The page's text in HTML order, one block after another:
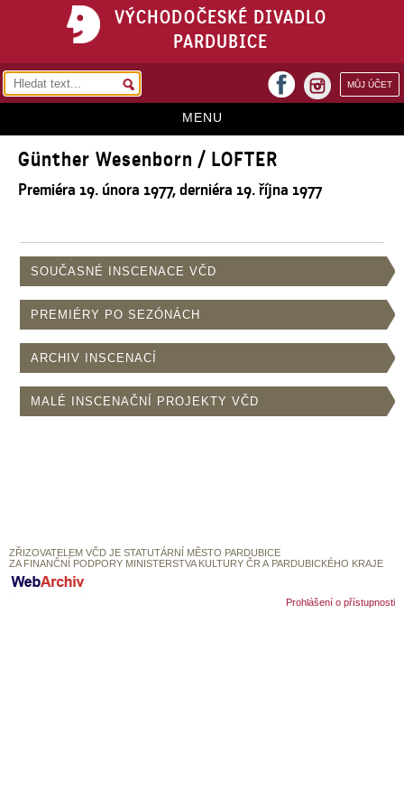
VÝCHODOČESKÉ DIVADLO
PARDUBICE
MŮJ ÚČET
facebook
MENU
HOME
PROGRAM
VSTUPENKY
PŘEDPLATNÉ
KONTAKTY
O DIVADLE
SOUBOR
Günther Wesenborn / LOFTER
Premiéra 19. února 1977, derniéra 19. října 1977
SOUČASNÉ INSCENACE VČD
PREMIÉRY PO SEZÓNÁCH
ARCHIV INSCENACÍ
MALÉ INSCENAČNÍ PROJEKTY VČD
ZŘIZOVATELEM VČD JE STATUTÁRNÍ MĚSTO PARDUBICE
ZA FINANČNÍ PODPORY MINISTERSTVA KULTURY ČR A PARDUBICKÉHO KRAJE
Prohlášení o přístupnosti